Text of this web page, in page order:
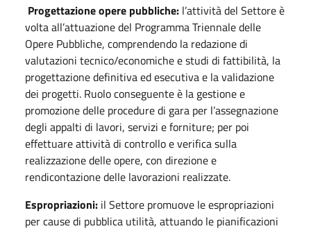
Progettazione opere pubbliche: l’attività del Settore è
volta all’attuazione del Programma Triennale delle
Opere Pubbliche, comprendendo la redazione di
valutazioni tecnico/economiche e studi di fattibilità, la
progettazione definitiva ed esecutiva e la validazione
dei progetti. Ruolo conseguente è la gestione e
promozione delle procedure di gara per l’assegnazione
degli appalti di lavori, servizi e forniture; per poi
effettuare attività di controllo e verifica sulla
realizzazione delle opere, con direzione e
rendicontazione delle lavorazioni realizzate.
Espropriazioni: il Settore promuove le espropriazioni
per cause di pubblica utilità, attuando le pianificazioni